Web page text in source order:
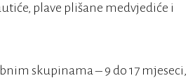
plave plišane medvjediće i
skupinama – 9 do 17 mjeseci,